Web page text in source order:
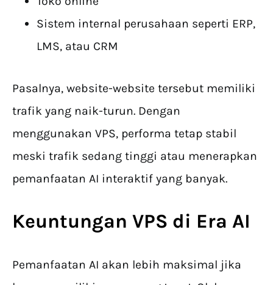
Sistem internal perusahaan seperti ERP,
LMS, atau CRM
Pasalnya, website-website tersebut memiliki
trafik yang naik-turun. Dengan
menggunakan VPS, performa tetap stabil
meski trafik sedang tinggi atau menerapkan
pemanfaatan AI interaktif yang banyak.
Keuntungan VPS di Era AI
Pemanfaatan AI akan lebih maksimal jika